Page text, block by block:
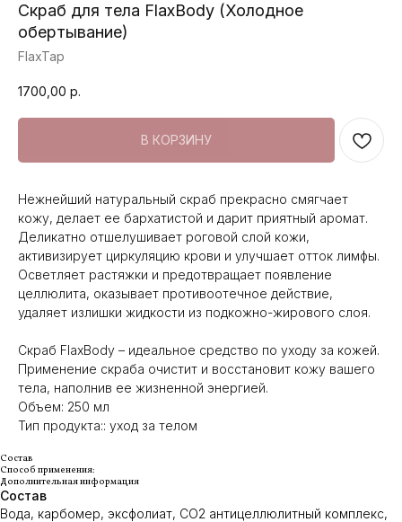
Скраб для тела FlaxBody (Холодное
обертывание)
FlaxTap
1700,00 р.
В КОРЗИНУ
Нежнейший натуральный скраб прекрасно смягчает
кожу, делает ее бархатистой и дарит приятный аромат.
Деликатно отшелушивает роговой слой кожи,
активизирует циркуляцию крови и улучшает отток лимфы.
Осветляет растяжки и предотвращает появление
целлюлита, оказывает противоотечное действие,
удаляет излишки жидкости из подкожно-жирового слоя.
Скраб FlaxBody ­– идеальное средство по уходу за кожей.
Применение скраба очистит и восстановит кожу вашего
тела, наполнив ее жизненной энергией.
Объем: 250 мл
Тип продукта:: уход за телом
Состав
Способ применения:
Дополнительная информация
Состав
Вода, карбомер, эксфолиат, CO2 антицеллюлитный комплекс,